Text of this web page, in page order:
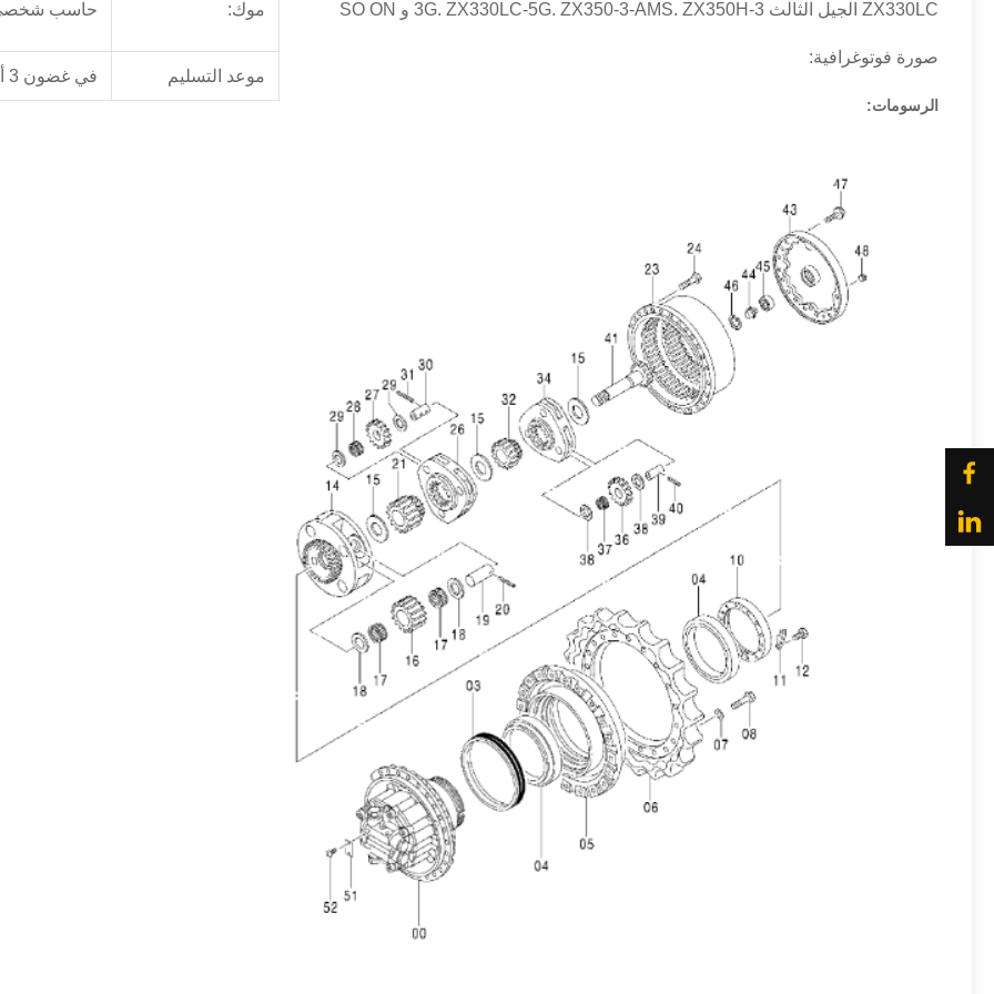
موك: حاسب
موعد التسليم في غضون 3 أيام بعد تأكيد الدفع
ZX330LC الجيل الثالث 3G. ZX330LC-5G. ZX350-3-AMS. ZX350H-3 و SO ON
صورة فوتوغرافية:
الرسومات: